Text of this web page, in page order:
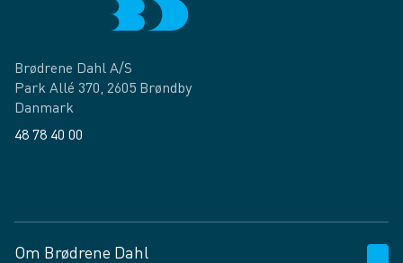
Brødrene Dahl A/S
Park Allé 370, 2605 Brøndby
Danmark
48 78 40 00
Om Brødrene Dahl